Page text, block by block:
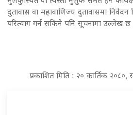
दुतावास वा महावाणिज्य दुतावासमा निवेदन
परित्याग गर्न सकिने पनि सूचनामा उल्लेख छ
प्रकाशित मिति : २० कार्तिक